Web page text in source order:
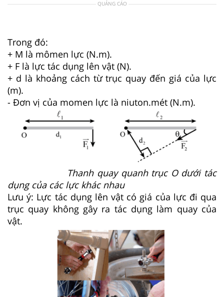
QUẢNG CÁO
Trong đó:
+ M là mômen lực (N.m).
+ F là lực tác dụng lên vật (N).
+ d là khoảng cách từ trục quay đến giá của lực
(m).
- Đơn vị của momen lực là niuton.mét (N.m).
Thanh quay quanh trục O dưới tác
dụng của các lực khác nhau
Lưu ý: Lực tác dụng lên vật có giá của lực đi qua
trục quay không gây ra tác dụng làm quay của
vật.